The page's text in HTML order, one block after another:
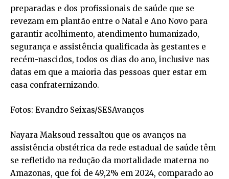
preparadas e dos profissionais de saúde que se
revezam em plantão entre o Natal e Ano Novo para
garantir acolhimento, atendimento humanizado,
segurança e assistência qualificada às gestantes e
recém-nascidos, todos os dias do ano, inclusive nas
datas em que a maioria das pessoas quer estar em
casa confraternizando.
Fotos: Evandro Seixas/SESAvanços
Nayara Maksoud ressaltou que os avanços na
assistência obstétrica da rede estadual de saúde têm
se refletido na redução da mortalidade materna no
Amazonas, que foi de 49,2% em 2024, comparado ao